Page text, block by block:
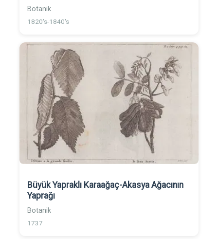
Botanik
1820's-1840's
Büyük Yapraklı Karaağaç-Akasya Ağacının
Yaprağı
Botanik
1737